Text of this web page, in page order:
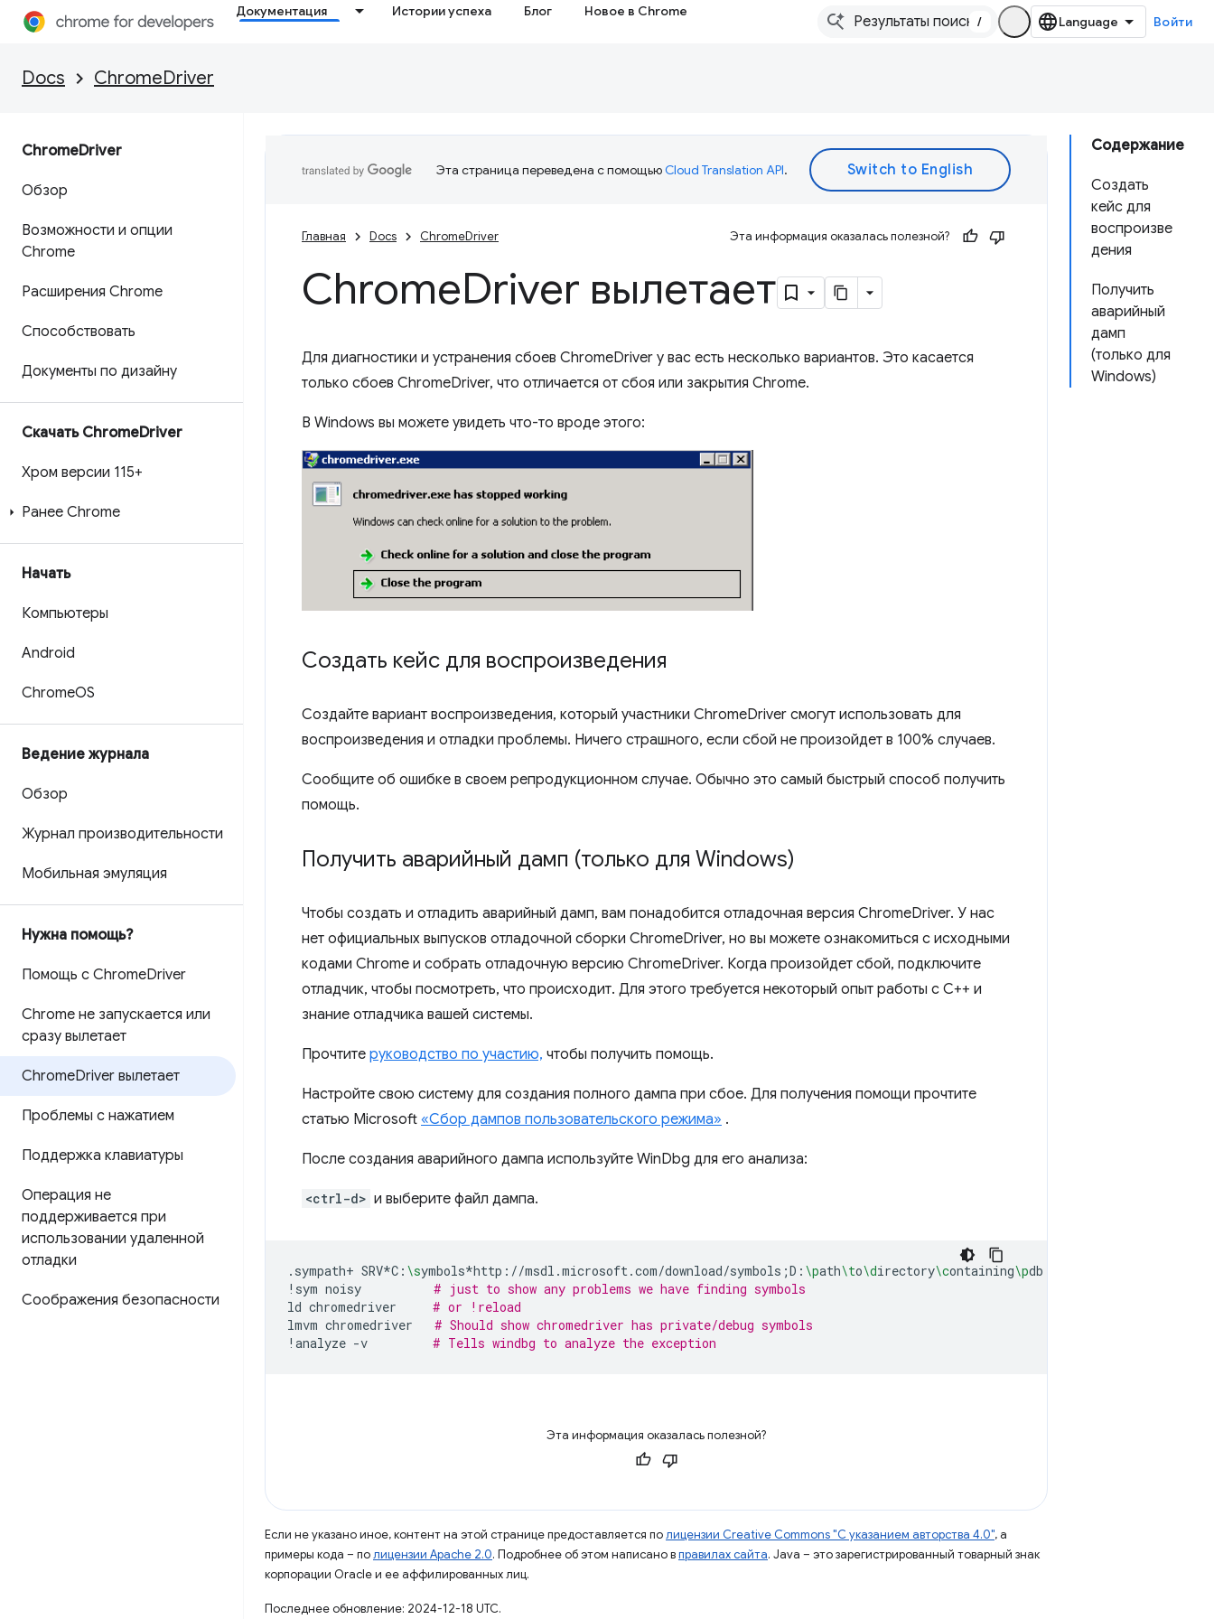
Документация Истории успеха Блог Новое в Chrome
/ Войти
Docs ChromeDriver
ChromeDriver
Обзор
Возможности и опции
Chrome
Расширения Chrome
Способствовать
Документы по дизайну
Скачать ChromeDriver
Хром версии 115+
Ранее Chrome
Начать
Компьютеры
Android
ChromeOS
Ведение журнала
Обзор
Журнал производительности
Мобильная эмуляция
Нужна помощь?
Помощь с ChromeDriver
Chrome не запускается или
сразу вылетает
ChromeDriver вылетает
Проблемы с нажатием
Поддержка клавиатуры
Операция не
поддерживается при
использовании удаленной
отладки
Соображения безопасности
Содержание
Создать
кейс для
воспроизве
дения
Получить
аварийный
дамп
(только для
Windows)
Эта страница переведена с помощьюCloud Translation API.
Главная Docs ChromeDriver Эта информация оказалась полезной?
ChromeDriver вылетает
Для диагностики и устранения сбоев ChromeDriver у вас есть несколько вариантов. Это касается
только сбоев ChromeDriver, что отличается от сбоя или закрытия Chrome.
В Windows вы можете увидеть что-то вроде этого:
Создать кейс для воспроизведения
Создайте вариант воспроизведения, который участники ChromeDriver смогут использовать для
воспроизведения и отладки проблемы. Ничего страшного, если сбой не произойдет в 100% случаев.
Сообщите об ошибке в своем репродукционном случае. Обычно это самый быстрый способ получить
помощь.
Получить аварийный дамп (только для Windows)
Чтобы создать и отладить аварийный дамп, вам понадобится отладочная версия ChromeDriver. У нас
нет официальных выпусков отладочной сборки ChromeDriver, но вы можете ознакомиться с исходными
кодами Chrome и собрать отладочную версию ChromeDriver. Когда произойдет сбой, подключите
отладчик, чтобы посмотреть, что происходит. Для этого требуется некоторый опыт работы с C++ и
знание отладчика вашей системы.
Прочтите руководство по участию, чтобы получить помощь.
Настройте свою систему для создания полного дампа при сбое. Для получения помощи прочтите
статью Microsoft «Сбор дампов пользовательского режима» .
После создания аварийного дампа используйте WinDbg для его анализа:
<ctrl-d> и выберите файл дампа.
.sympath+ SRV*C: \symbols*http://msdl.microsoft.com/download/symbols ;D: \path\to\directory\containing\pdb
!sym noisy
# just to show any problems we have finding symbols
ld chromedriver
# or !reload
lmvm chromedriver
# Should show chromedriver has private/debug symbols
!analyze -v # Tells windbg to analyze the exception
Эта информация оказалась полезной?
Если не указано иное, контент на этой странице предоставляется полицензии Creative Commons "С указанием авторства 4.0", а
примеры кода – полицензии Apache 2.0. Подробнее об этом написано вправилах сайта. Java – это зарегистрированный товарный знак
корпорации Oracle и ее аффилированных лиц.
Последнее обновление: 2024-12-18 UTC.